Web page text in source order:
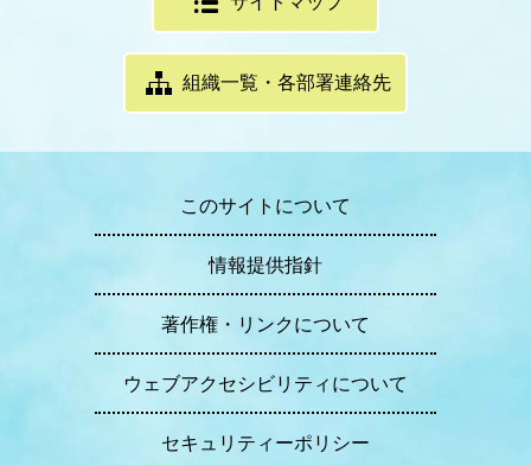
組織一覧・各部署連絡先
このサイトについて
情報提供指針
著作権・リンクについて
ウェブアクセシビリティについて
セキュリティーポリシー